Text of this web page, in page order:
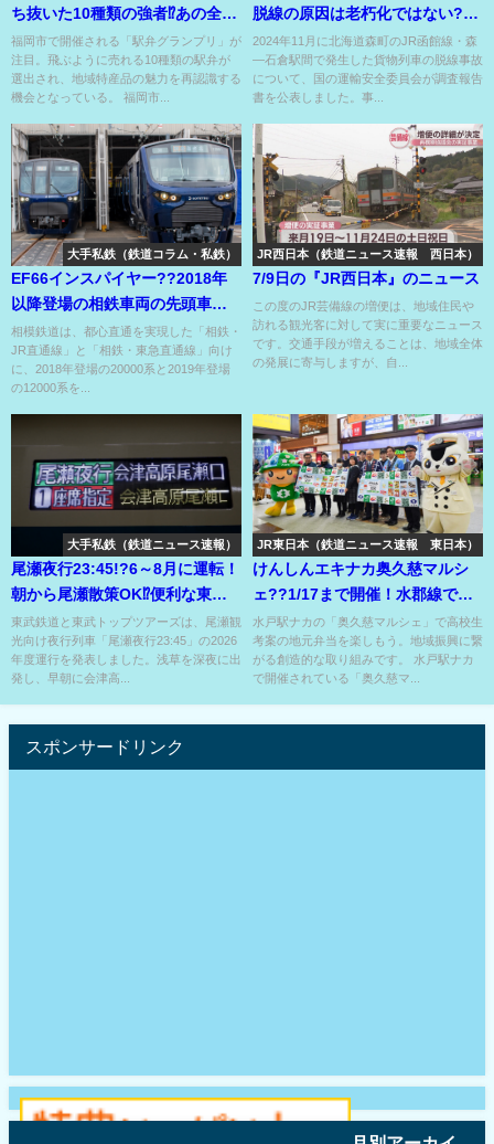
ち抜いた10種類の強者⁉あの全線
被災の無人駅の駅弁も??
福岡市で開催される「駅弁グランプリ」が
注目。飛ぶように売れる10種類の駅弁が
選出され、地域特産品の魅力を再認識する
機会となっている。 福岡市...
脱線の原因は老朽化ではない??
北海道の貨物列車脱線事故??
2024年11月に北海道森町のJR函館線・森
―石倉駅間で発生した貨物列車の脱線事故
について、国の運輸安全委員会が調査報告
書を公表しました。事...
大手私鉄（鉄道コラム・私鉄）
EF66インスパイヤー??2018年
以降登場の相鉄車両の先頭車の
グリル風デザイン⁉
相模鉄道は、都心直通を実現した「相鉄・
JR直通線」と「相鉄・東急直通線」向け
に、2018年登場の20000系と2019年登場
の12000系を...
JR西日本（鉄道ニュース速報 西日本）
7/9日の『JR西日本』のニュース
この度のJR芸備線の増便は、地域住民や
訪れる観光客に対して実に重要なニュース
です。交通手段が増えることは、地域全体
の発展に寄与しますが、自...
大手私鉄（鉄道ニュース速報）
尾瀬夜行23:45!?6～8月に運転！
朝から尾瀬散策OK⁉便利な東武
から3セク直通夜行⁉
東武鉄道と東武トップツアーズは、尾瀬観
光向け夜行列車「尾瀬夜行23:45」の2026
年度運行を発表しました。浅草を深夜に出
発し、早朝に会津高...
JR東日本（鉄道ニュース速報 東日本）
けんしんエキナカ奥久慈マルシ
ェ??1/17まで開催！水郡線で
『はこビュン』デビューか？
水戸駅ナカの「奥久慈マルシェ」で高校生
考案の地元弁当を楽しもう。地域振興に繋
がる創造的な取り組みです。 水戸駅ナカ
で開催されている「奥久慈マ...
スポンサードリンク